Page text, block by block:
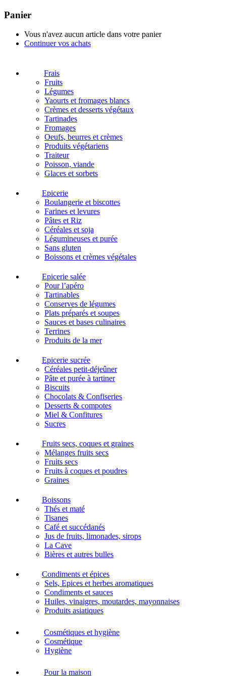
Panier
Vous n'avez aucun article dans votre panier
Continuer vos achats
Frais
Fruits
Légumes
Yaourts et fromages blancs
Crèmes et desserts végétaux
Tartinades
Fromages
Oeufs, beurres et crèmes
Produits végétariens
Traiteur
Poisson, viande
Glaces et sorbets
Epicerie
Boulangerie et biscottes
Farines et levures
Pâtes et Riz
Céréales et soja
Légumineuses et purée
Sans gluten
Boissons et crèmes végétales
Epicerie salée
Pour l’apéro
Tartinables
Conserves de légumes
Plats préparés et soupes
Sauces et bases culinaires
Terrines
Produits de la mer
Epicerie sucrée
Céréales petit-déjeûner
Pâte et purée à tartiner
Biscuits
Chocolats & Confiseries
Desserts & compotes
Miel & Confitures
Sucres
Fruits secs, coques et graines
Mélanges fruits secs
Fruits secs
Fruits à coques et poudres
Graines
Boissons
Thés et maté
Tisanes
Café et succédanés
Jus de fruits, limonades, sirops
La Cave
Bières et autres bulles
Condiments et épices
Sels, Epices et herbes aromatiques
Condiments et sauces
Huiles, vinaigres, moutardes, mayonnaises
Produits asiatiques
Cosmétiques et hygiène
Cosmétique
Hygiène
Pour la maison